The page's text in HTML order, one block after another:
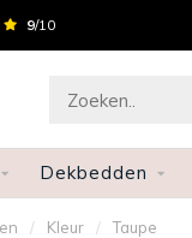
9/10
Dekbedden
/ Kleur / Taupe